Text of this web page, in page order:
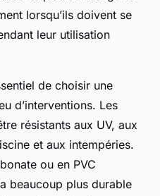
lorsqu’ils doivent se
leur utilisation
de choisir une
d’interventions. Les
résistants aux UV, aux
et aux intempéries.
ou en PVC
beaucoup plus durable